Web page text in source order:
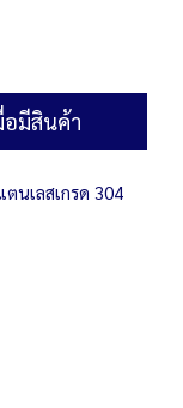
อมีสินค้า
นเลสเกรด 304